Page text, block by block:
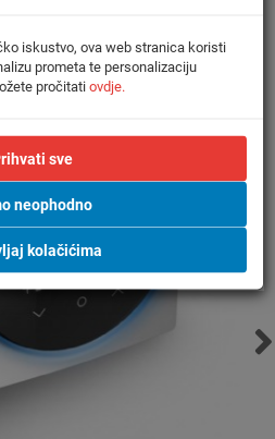
iskustvo, ova web stranica koristi
prometa te personalizaciju
pročitati ovdje.
sve
neophodno
kolačićima